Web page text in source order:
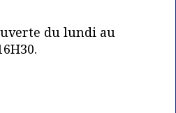
du lundi au